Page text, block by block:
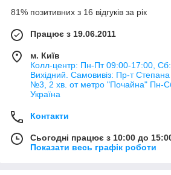
81% позитивних з 16 відгуків за рік
Працює з 19.06.2011
м. Київ
Колл-центр: Пн-Пт 09:00-17:00,
Вихідний. Самовивіз: Пр-т
№3, 2 хв. от метро "Почайна" Пн-
Україна
Контакти
Сьогодні працює з 10:00 до
Показати весь графік роботи